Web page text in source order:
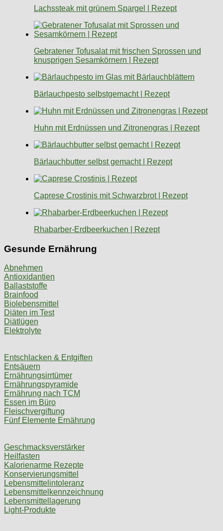
Lachssteak mit grünem Spargel | Rezept
Gebratener Tofusalat mit frischen Sprossen und
knusprigen Sesamkörnern | Rezept
Bärlauchpesto selbstgemacht | Rezept
Huhn mit Erdnüssen und Zitronengras | Rezept
Bärlauchbutter selbst gemacht | Rezept
Caprese Crostinis mit Schwarzbrot | Rezept
Rhabarber-Erdbeerkuchen | Rezept
Gesunde Ernährung
Abnehmen
Antioxidantien
Ballaststoffe
Brainfood
Biolebensmittel
Diäten im Test
Diätlügen
Elektrolyte
Entschlacken & Entgiften
Entsäuern
Ernährungsirrtümer
Ernährungspyramide
Ernährung nach TCM
Essen im Büro
Fleischvergiftung
Fünf Elemente Ernährung
Geschmacksverstärker
Heilfasten
Kalorienarme Rezepte
Konservierungsmittel
Lebensmittelintoleranz
Lebensmittelkennzeichnung
Lebensmittellagerung
Light-Produkte